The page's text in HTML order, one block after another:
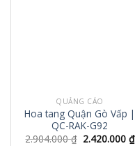
QUẢNG CÁO
Hoa tang Quận Gò Vấp |
QC-RAK-G92
2.904.000₫ 2.420.000 ₫